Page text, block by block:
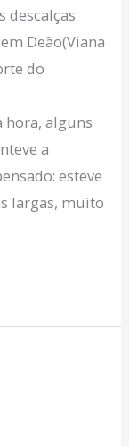
descalças
Deão(Viana
do
hora, alguns
a
esteve
largas, muito